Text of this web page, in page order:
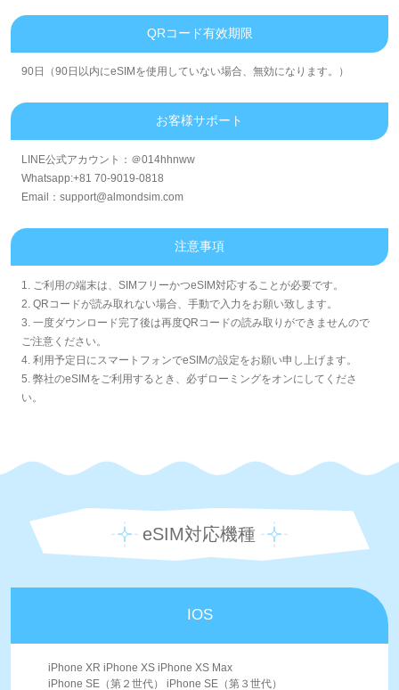
QRコード有效期限
90日（90日以内にeSIMを使用していない場合、無効になります。）
お客様サポート
LINE公式アカウント：＠014hhnww
Whatsapp:+81 70-9019-0818
Email：support@almondsim.com
注意事項
1. ご利用の端末は、SIMフリーかつeSIM対応することが必要です。
2. QRコードが読み取れない場合、手動で入力をお願い致します。
3. 一度ダウンロード完了後は再度QRコードの読み取りができませんので
ご注意ください。
4. 利用予定日にスマートフォンでeSIMの設定をお願い申し上げます。
5. 弊社のeSIMをご利用するとき、必ずローミングをオンにしてくださ
い。
eSIM対応機種
IOS
iPhone XR iPhone XS iPhone XS Max
iPhone SE（第２世代） iPhone SE（第３世代）